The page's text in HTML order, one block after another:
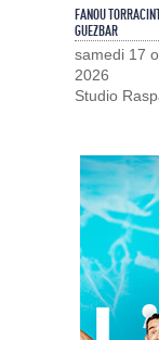
FANOU
GUEZBAR
samedi 17
2026
Studio